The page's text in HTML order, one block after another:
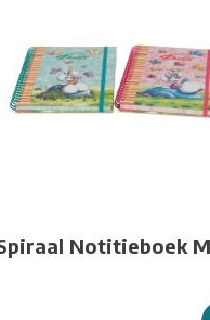
Notitieboek